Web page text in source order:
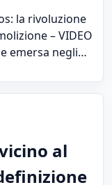
la rivoluzione
– VIDEO
emersa negli…
al